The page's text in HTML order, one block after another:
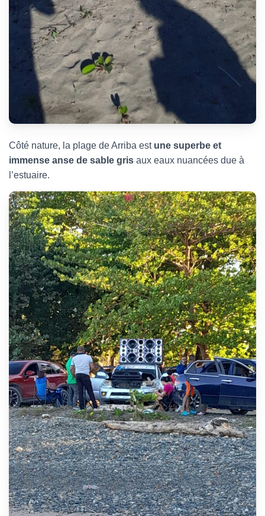
Côté nature, la plage de Arriba est une superbe et
immense anse de sable gris aux eaux nuancées due à
l’estuaire.